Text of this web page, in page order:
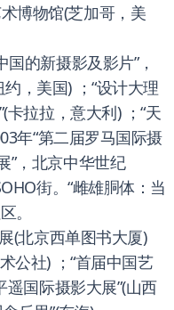
博物馆(芝加哥，美
的新摄影及影片”，
，美国) ；“设计大理
卡拉拉，意大利) ；“天
年“第二届罗马国际摄
”，北京中华世纪
街。“雌雄胴体：当
。
(北京西单图书大厦)
公社) ；“首届中国艺
遥国际摄影大展”(山西